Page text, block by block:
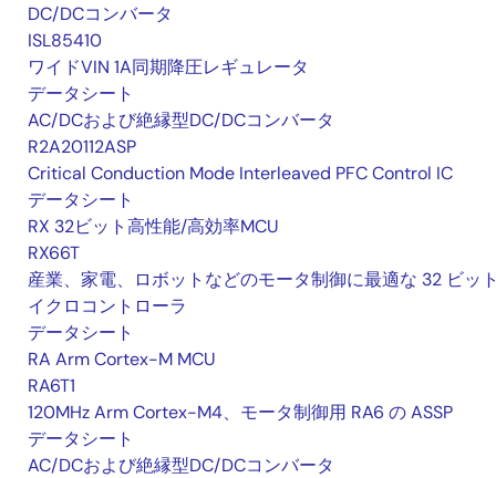
DC/DCコンバータ
ISL85410
ワイドVIN 1A同期降圧レギュレータ
データシート
AC/DCおよび絶縁型DC/DCコンバータ
R2A20112ASP
Critical Conduction Mode Interleaved PFC Control IC
データシート
RX 32ビット高性能/高効率MCU
RX66T
産業、家電、ロボットなどのモータ制御に最適な 32 ビッ
イクロコントローラ
データシート
RA Arm Cortex-M MCU
RA6T1
120MHz Arm Cortex-M4、モータ制御用 RA6 の ASSP
データシート
AC/DCおよび絶縁型DC/DCコンバータ